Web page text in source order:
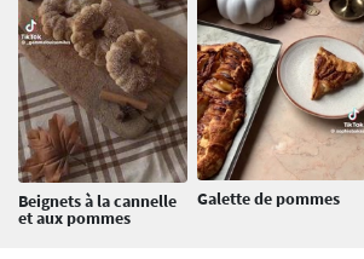
Beignets à la cannelle
et aux pommes
Galette de pommes